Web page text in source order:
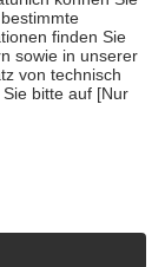
die von der
Bewertungen